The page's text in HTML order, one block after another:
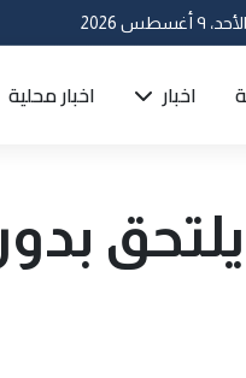
الأحد، ٩ أغسطس 2026
اخبار اخبار محلية
يلتحق